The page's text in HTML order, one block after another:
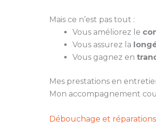
Mais ce n’est pas tout :
Vous améliorez le
Vous assurez la
Vous gagnez en
Mes prestations en
Mon accompagnement
Débouchage et